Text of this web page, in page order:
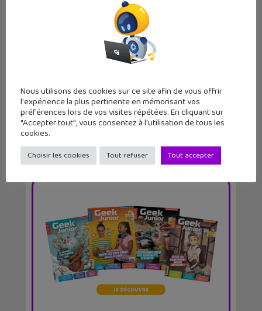
Geek Junior lance ses cahiers
Nous utilisons des cookies sur ce site afin de vous offrir
l'expérience la plus pertinente en mémorisant vos
préférences lors de vos visites répétées. En cliquant sur
"Accepter tout", vous consentez à l'utilisation de tous les
cookies.
Choisir les cookies Tout refuser Tout accepter